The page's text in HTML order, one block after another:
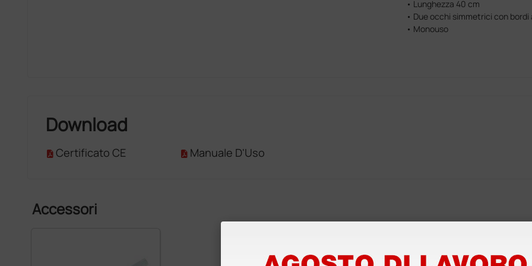
• Lunghezza 40 cm
• Due occhi simmetrici con
• Monouso
Download
Certificato CE Manuale D'Uso
Accessori